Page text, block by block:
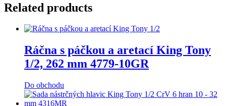
Related products
Ráčna s páčkou a aretací King Tony
1/2, 262 mm 4779-10GR
Do obchodu